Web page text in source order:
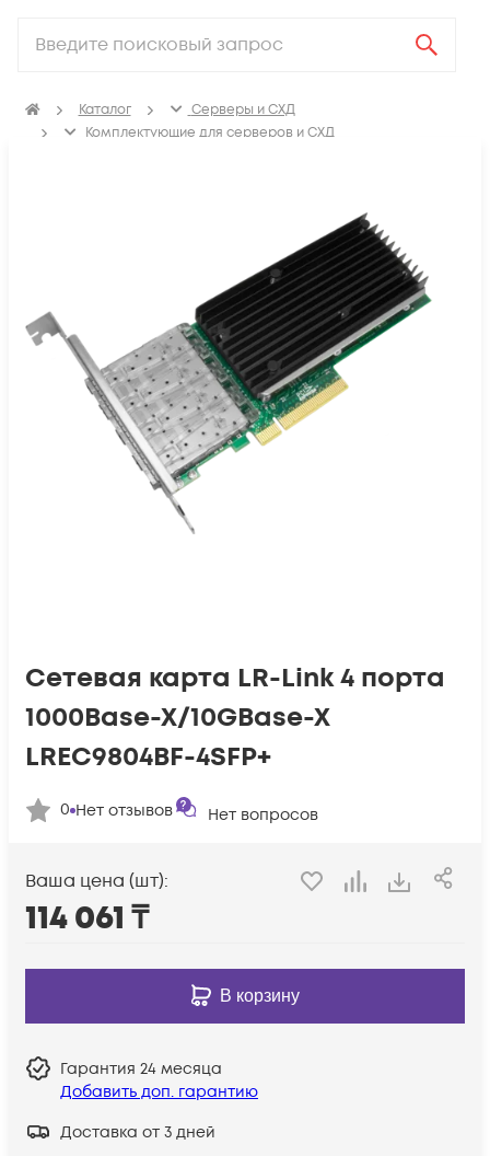
Каталог
Серверы и СХД
Комплектующие для серверов и СХД
Сетевая карта LR-Link 4 порта
1000Base-X/10GBase-X
LREC9804BF-4SFP+
0 Нет отзывов Нет вопросов
Ваша цена (шт):
114 061 ₸
В корзину
Гарантия 24 месяца
Добавить доп. гарантию
Доставка от 3 дней